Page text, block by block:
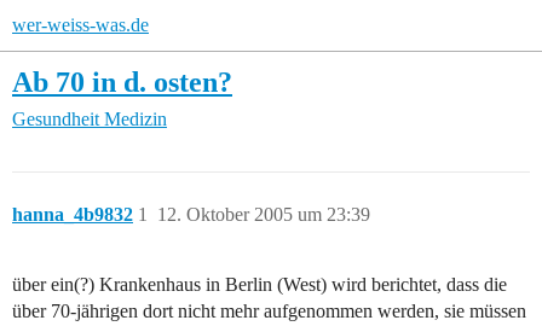
wer-weiss-was.de
Ab 70 in d. osten?
Gesundheit Medizin
hanna_4b9832 12. Oktober 2005 um 23:39
1
über ein(?) Krankenhaus in Berlin (West) wird berichtet, dass die
über 70-jährigen dort nicht mehr aufgenommen werden, sie müssen